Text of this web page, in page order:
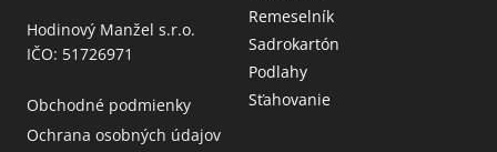
Hodinový Manžel s.r.o.
IČO: 51726971
Obchodné podmienky
Ochrana osobných údajov
Remeselník
Sadrokartón
Podlahy
Sťahovanie